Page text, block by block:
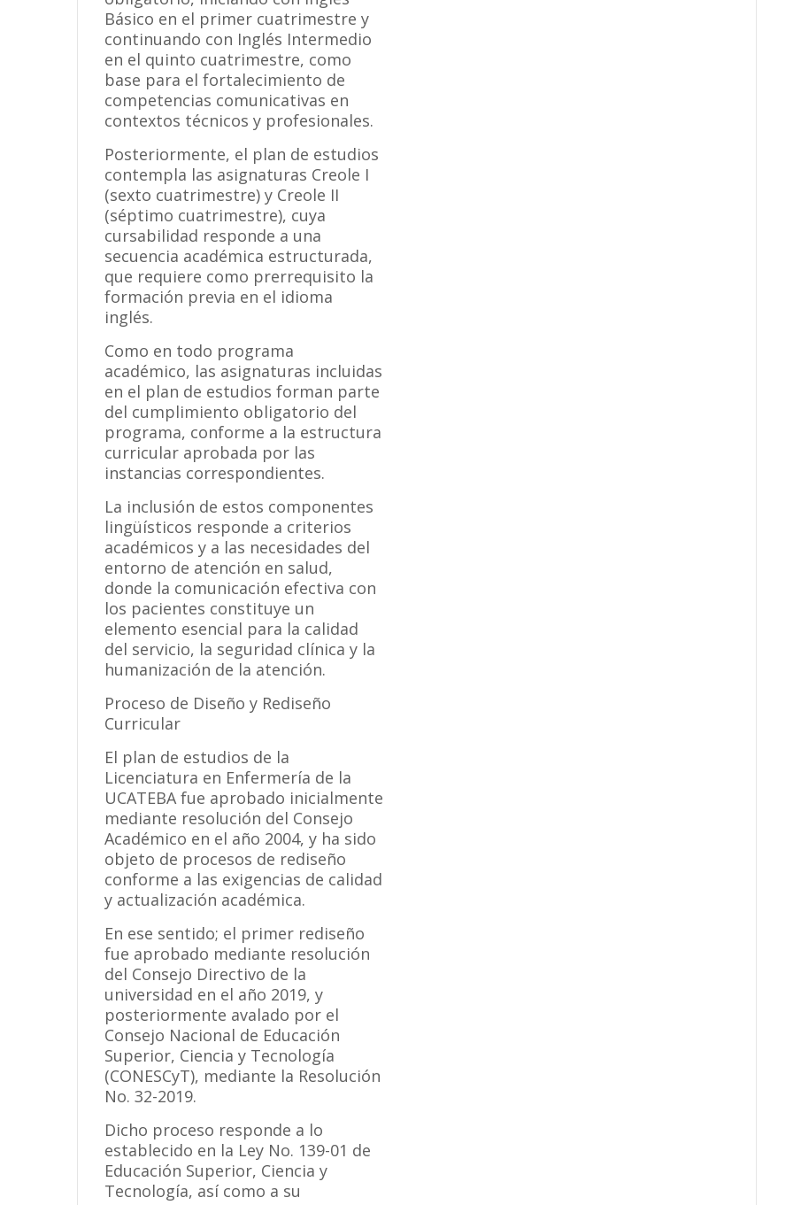
Básico en el primer cuatrimestre y
continuando con Inglés Intermedio
en el quinto cuatrimestre, como
base para el fortalecimiento de
competencias comunicativas en
contextos técnicos y profesionales.
Posteriormente, el plan de estudios
contempla las asignaturas Creole I
(sexto cuatrimestre) y Creole II
(séptimo cuatrimestre), cuya
cursabilidad responde a una
secuencia académica estructurada,
que requiere como prerrequisito la
formación previa en el idioma
inglés.
Como en todo programa
académico, las asignaturas incluidas
en el plan de estudios forman parte
del cumplimiento obligatorio del
programa, conforme a la estructura
curricular aprobada por las
instancias correspondientes.
La inclusión de estos componentes
lingüísticos responde a criterios
académicos y a las necesidades del
entorno de atención en salud,
donde la comunicación efectiva con
los pacientes constituye un
elemento esencial para la calidad
del servicio, la seguridad clínica y la
humanización de la atención.
Proceso de Diseño y Rediseño
Curricular
El plan de estudios de la
Licenciatura en Enfermería de la
UCATEBA fue aprobado inicialmente
mediante resolución del Consejo
Académico en el año 2004, y ha sido
objeto de procesos de rediseño
conforme a las exigencias de calidad
y actualización académica.
En ese sentido; el primer rediseño
fue aprobado mediante resolución
del Consejo Directivo de la
universidad en el año 2019, y
posteriormente avalado por el
Consejo Nacional de Educación
Superior, Ciencia y Tecnología
(CONESCyT), mediante la Resolución
No. 32-2019.
Dicho proceso responde a lo
establecido en la Ley No. 139-01 de
Educación Superior, Ciencia y
Tecnología, así como a su